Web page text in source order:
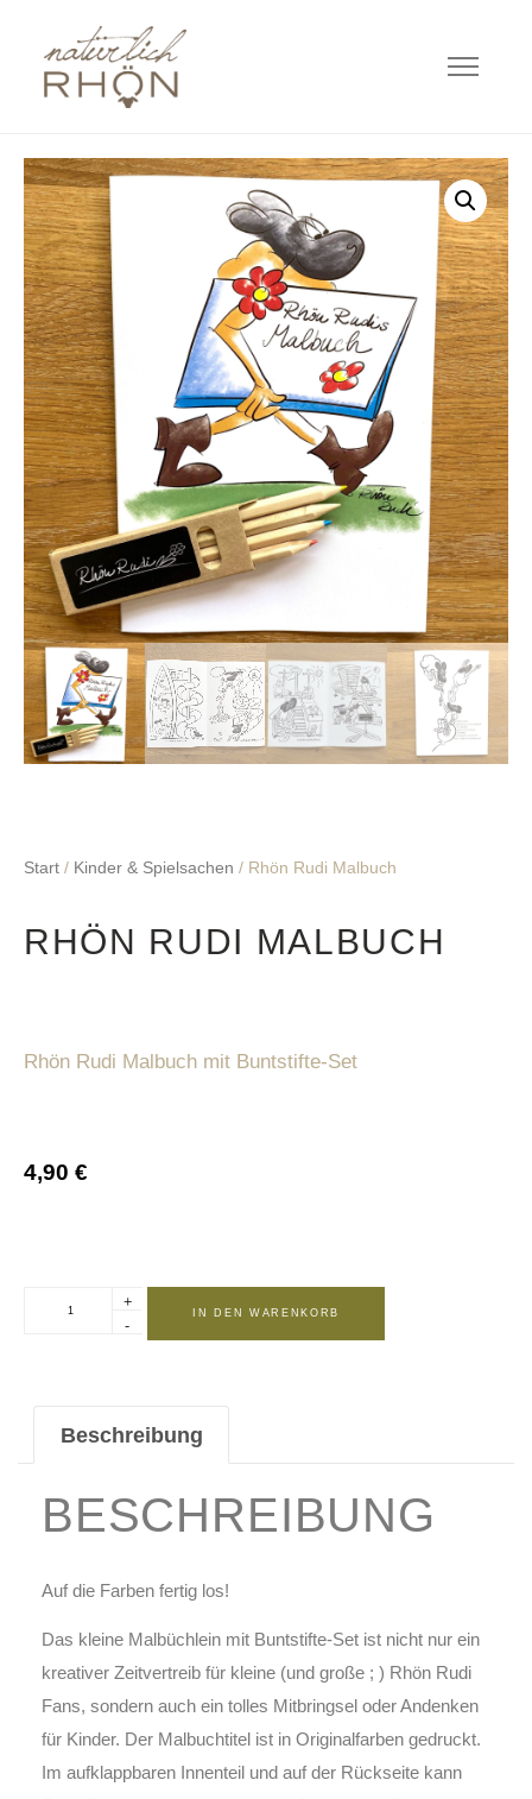
Start / Kinder & Spielsachen / Rhön Rudi Malbuch
RHÖN RUDI MALBUCH
Rhön Rudi Malbuch mit Buntstifte-Set
4,90 €
+
-
IN DEN WARENKORB
Beschreibung
BESCHREIBUNG
Auf die Farben fertig los!
Das kleine Malbüchlein mit Buntstifte-Set ist nicht nur ein
kreativer Zeitvertreib für kleine (und große ; ) Rhön Rudi
Fans, sondern auch ein tolles Mitbringsel oder Andenken
für Kinder. Der Malbuchtitel ist in Originalfarben gedruckt.
Im aufklappbaren Innenteil und auf der Rückseite kann